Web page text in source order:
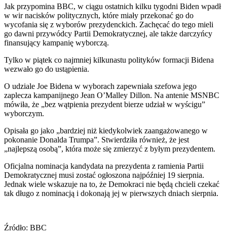
Jak przypomina BBC, w ciągu ostatnich kilku tygodni Biden wpadł
w wir nacisków politycznych, które miały przekonać go do
wycofania się z wyborów prezydenckich. Zachęcać do tego mieli
go dawni przywódcy Partii Demokratycznej, ale także darczyńcy
finansujący kampanię wyborczą.
Tylko w piątek co najmniej kilkunastu polityków formacji Bidena
wezwało go do ustąpienia.
O udziale Joe Bidena w wyborach zapewniała szefowa jego
zaplecza kampanijnego Jean O’Malley Dillon. Na antenie MSNBC
mówiła, że „bez wątpienia prezydent bierze udział w wyścigu”
wyborczym.
Opisała go jako „bardziej niż kiedykolwiek zaangażowanego w
pokonanie Donalda Trumpa”. Stwierdziła również, że ​​jest
„najlepszą osobą”, która może się zmierzyć z byłym prezydentem.
Oficjalna nominacja kandydata na prezydenta z ramienia Partii
Demokratycznej musi zostać ogłoszona najpóźniej 19 sierpnia.
Jednak wiele wskazuje na to, że Demokraci nie będą chcieli czekać
tak długo z nominacją i dokonają jej w pierwszych dniach sierpnia.
Źródło: BBC